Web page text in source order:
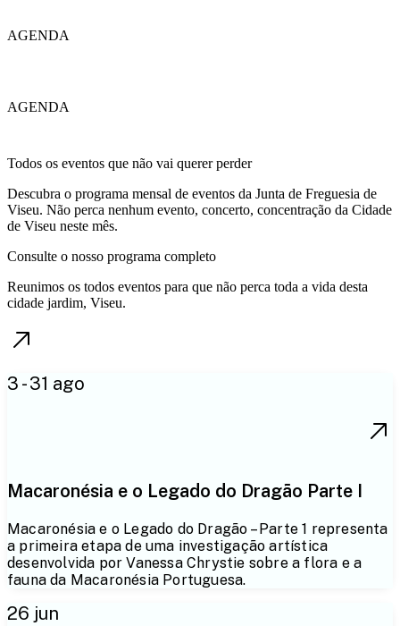
AGENDA
AGENDA
Todos os eventos que não vai querer perder
Descubra o programa mensal de eventos da Junta de Freguesia de
Viseu. Não perca nenhum evento, concerto, concentração da Cidade
de Viseu neste mês.
Consulte o nosso programa completo
Reunimos os todos eventos para que não perca toda a vida desta
cidade jardim, Viseu.
3 - 31 ago
Macaronésia e o Legado do Dragão Parte I
Macaronésia e o Legado do Dragão – Parte 1 representa
a primeira etapa de uma investigação artística
desenvolvida por Vanessa Chrystie sobre a flora e a
fauna da Macaronésia Portuguesa.
26 jun